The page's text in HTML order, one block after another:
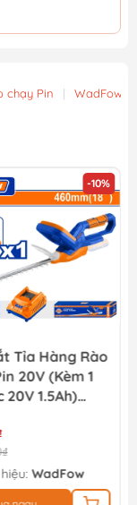
chạy Pin | WadFow
-10%
Tỉa Hàng Rào
20V (Kèm 1
20V 1.5Ah)
WadFow